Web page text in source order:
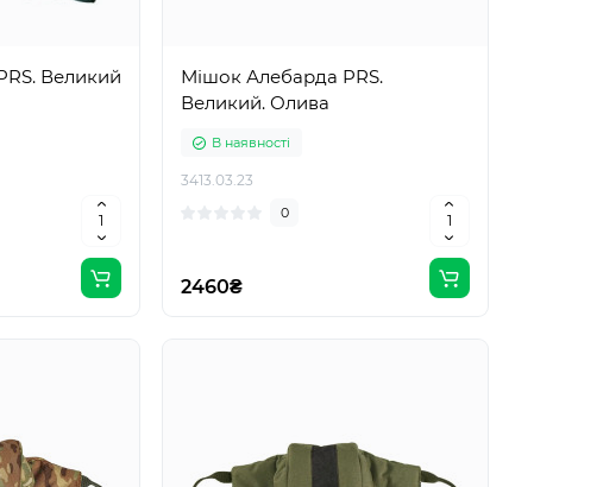
Великий
Мішок Алебарда PRS.
Великий. Олива
В наявності
3413.03.23
0
2460₴